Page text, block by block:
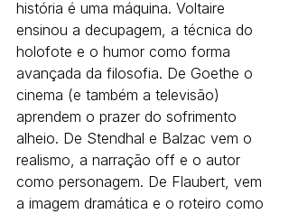
história é uma máquina. Voltaire
ensinou a decupagem, a técnica do
holofote e o humor como forma
avançada da filosofia. De Goethe o
cinema (e também a televisão)
aprendem o prazer do sofrimento
alheio. De Stendhal e Balzac vem o
realismo, a narração off e o autor
como personagem. De Flaubert, vem
a imagem dramática e o roteiro como